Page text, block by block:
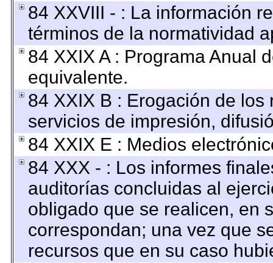
84 XXVIII - : La información
términos de la normatividad
84 XXIX A : Programa Anual
equivalente.
84 XXIX B : Erogación de
servicios de impresión,
84 XXIX E : Medios
84 XXX - : Los informes
auditorías concluidas al
obligado que se realicen, en
correspondan; una vez que
recursos que en su caso